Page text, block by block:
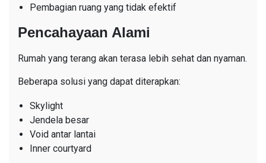
Pembagian ruang yang tidak efektif
Pencahayaan Alami
Rumah yang terang akan terasa lebih sehat dan nyaman.
Beberapa solusi yang dapat diterapkan:
Skylight
Jendela besar
Void antar lantai
Inner courtyard